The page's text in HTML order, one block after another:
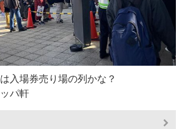
入場券売り場の列かな？
パ軒